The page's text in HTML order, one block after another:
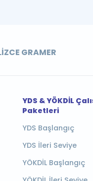
GRAMER
YDS & YÖKDİL
Paketleri
YDS Başlangıç
YDS İleri Seviye
YÖKDİL Başlangıç